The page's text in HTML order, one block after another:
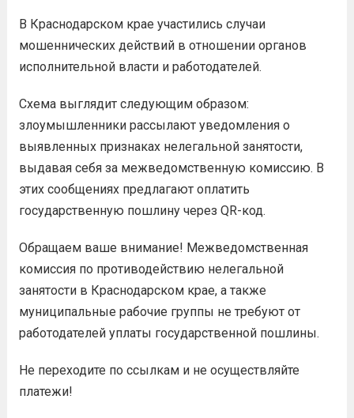
В Краснодарском крае участились случаи
мошеннических действий в отношении органов
исполнительной власти и работодателей.
Схема выглядит следующим образом:
злоумышленники рассылают уведомления о
выявленных признаках нелегальной занятости,
выдавая себя за межведомственную комиссию. В
этих сообщениях предлагают оплатить
государственную пошлину через QR-код.
Обращаем ваше внимание! Межведомственная
комиссия по противодействию нелегальной
занятости в Краснодарском крае, а также
муниципальные рабочие группы не требуют от
работодателей уплаты государственной пошлины.
Не переходите по ссылкам и не осуществляйте
платежи!